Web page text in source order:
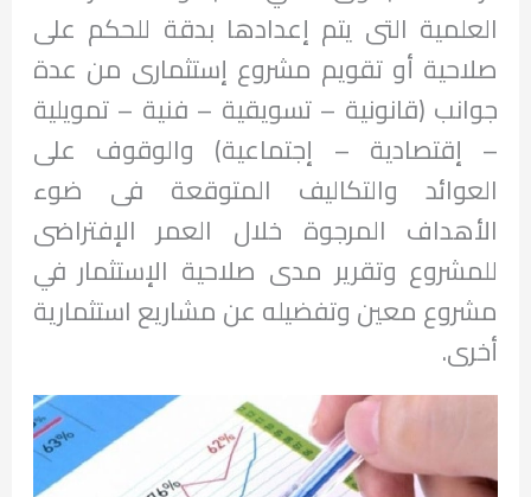
العلمية التى يتم إعدادها بدقة للحكم على
صلاحية أو تقويم مشروع إستثمارى من عدة
جوانب (قانونية – تسويقية – فنية – تمويلية
– إقتصادية – إجتماعية) والوقوف على
العوائد والتكاليف المتوقعة فى ضوء
الأهداف المرجوة خلال العمر الإفتراضى
للمشروع وتقرير مدى صلاحية الإستثمار في
مشروع معين وتفضيله عن مشاريع استثمارية
أخرى.